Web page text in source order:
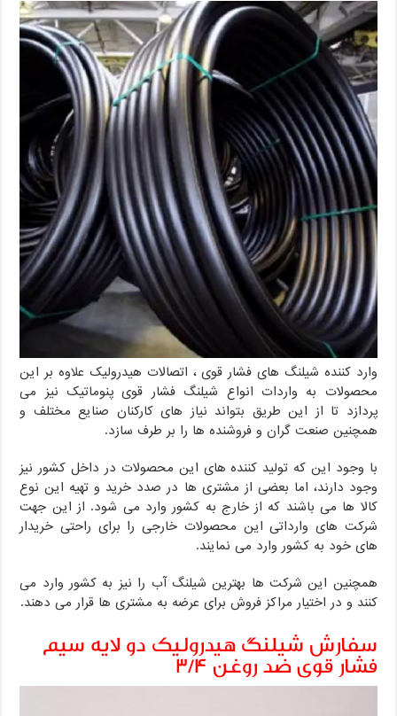
وارد کننده شیلنگ های فشار قوی ، اتصالات هیدرولیک علاوه بر این
محصولات به واردات انواع شیلنگ فشار قوی پنوماتیک نیز می
پردازد تا از این طریق بتواند نیاز های کارکنان صنایع مختلف و
همچنین صنعت گران و فروشنده ها را بر طرف سازد.
با وجود این که تولید کننده های این محصولات در داخل کشور نیز
وجود دارند، اما بعضی از مشتری ها در صدد خرید و تهیه این نوع
کالا ها می باشند که از خارج به کشور وارد می شود. از این جهت
شرکت های وارداتی این محصولات خارجی را برای راحتی خریدار
های خود به کشور وارد می نمایند.
همچنین این شرکت ها بهترین شیلنگ آب را نیز به کشور وارد می
کنند و در اختیار مراکز فروش برای عرضه به مشتری ها قرار می دهند.
سفارش شیلنگ هیدرولیک دو لایه سیم
فشار قوی ضد روغن ۳/۴